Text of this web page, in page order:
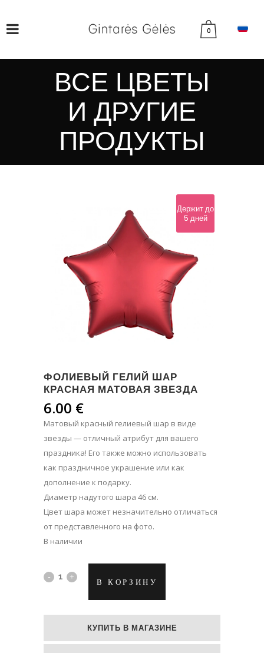
0
ВСЕ ЦВЕТЫ
И ДРУГИЕ
ПРОДУКТЫ
Держит до
5 дней
ФОЛИЕВЫЙ ГЕЛИЙ ШАР
КРАСНАЯ МАТОВАЯ ЗВЕЗДА
6.00 €
Матовый красный гелиевый шар в виде
звезды — отличный атрибут для вашего
праздника! Его также можно использовать
как праздничное украшение или как
дополнение к подарку.
Диаметр надутого шара 46 см.
Цвет шара может незначительно отличаться
от представленного на фото.
В наличии
Фолиевый
Красная
В КОРЗИНУ
КУПИТЬ В МАГАЗИНЕ